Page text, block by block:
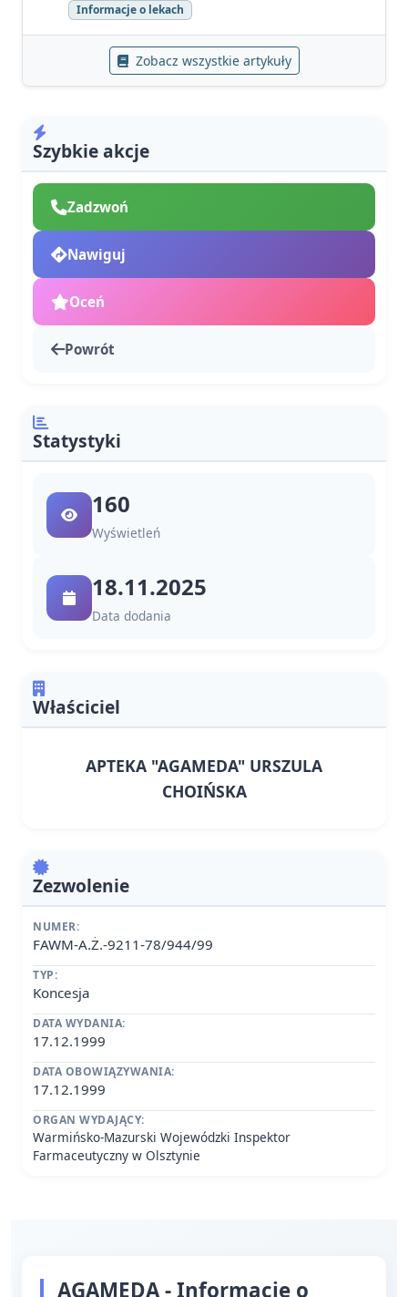
Informacje o lekach
Zobacz wszystkie artykuły
Szybkie akcje
Zadzwoń
Nawiguj
Oceń
Powrót
Statystyki
160
Wyświetleń
18.11.2025
Data dodania
Właściciel
APTEKA "AGAMEDA" URSZULA
CHOIŃSKA
Zezwolenie
NUMER:
FAWM-A.Ż.-9211-78/944/99
TYP:
Koncesja
DATA WYDANIA:
17.12.1999
DATA OBOWIĄZYWANIA:
17.12.1999
ORGAN WYDAJĄCY:
Warmińsko-Mazurski Wojewódzki Inspektor
Farmaceutyczny w Olsztynie
AGAMEDA - Informacje o